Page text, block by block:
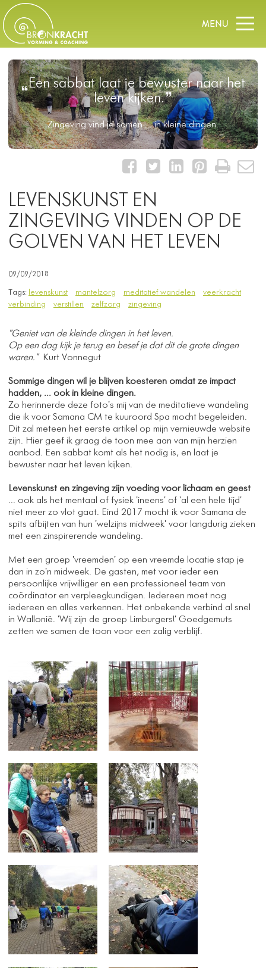
Een sabbat laat je bewuster naar het
leven kijken.
Zingeving vind je samen ... in kleine dingen.
LEVENSKUNST EN
ZINGEVING VINDEN OP DE
GOLVEN VAN HET LEVEN
09/09/2018
Tags: levenskunst mantelzorg meditatief wandelen
veerkracht
verbinding
verstillen zelfzorg zingeving
"Geniet van de kleinde dingen in het leven.
Op een dag kijk je terug en besef je dat dit de grote dingen
waren." Kurt Vonnegut
Sommige dingen wil je blijven koesteren omdat ze impact
hadden, ... ook in kleine dingen.
Zo herinnerde deze foto's mij van de meditatieve wandeling
die ik voor Samana CM te kuuroord Spa mocht begeleiden.
Dit zal meteen het eerste artikel op mijn vernieuwde website
zijn. Hier geef ik graag de toon mee aan van mijn herzien
aanbod. Een sabbat komt als het nodig is, en laat je
bewuster naar het leven kijken.
Levenskunst en zingeving zijn voeding voor lichaam en geest
... ook als het mentaal of fysiek 'ineens' of 'al een hele tijd'
niet meer zo vlot gaat. Eind 2017 mocht ik voor Samana de
spits afbijten van hun 'welzijns midweek' voor langdurig zieken
met een zinspirerende wandeling.
Met een groep 'vreemden' op een vreemde locatie stap je
dan in zo'n midweek. De gasten, met voor ieder een
persoonlijke vrijwilliger en een professioneel team van
coördinator en verpleegkundigen. Iedereen moet nog
iedereen en alles verkennen. Het onbekende verbind al snel
in Wallonië. 'Wij zijn de groep Limburgers!' Goedgemuts
zetten we samen de toon voor een zalig verblijf.